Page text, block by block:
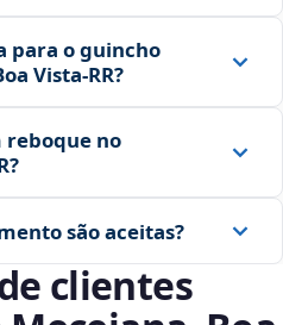
para o guincho
Vista‑RR?
reboque no
são aceitas?
clientes